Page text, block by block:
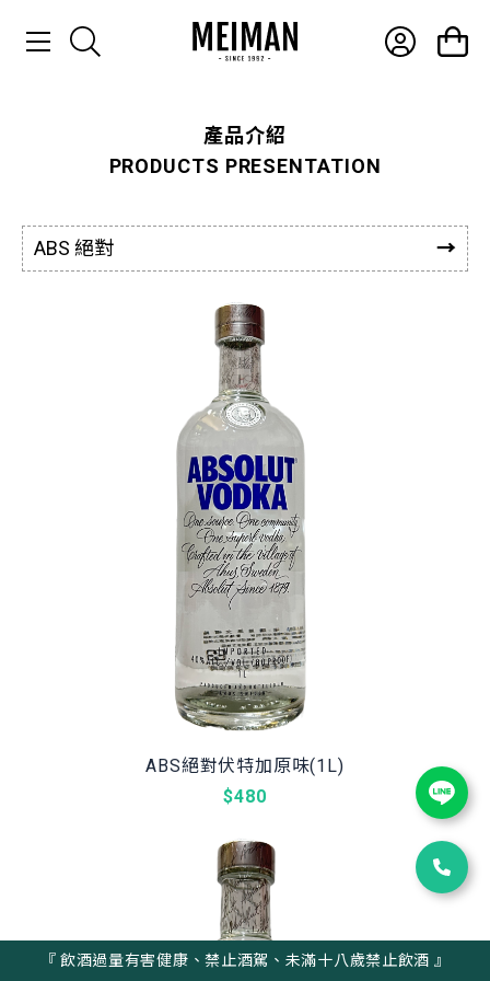
產品介紹
聯絡我們
產品介紹
PRODUCTS PRESENTATION
ABS 絕對
ABS絕對伏特加原味(1L)
$480
『 飲酒過量有害健康、禁止酒駕、未滿十八歲禁止飲酒 』